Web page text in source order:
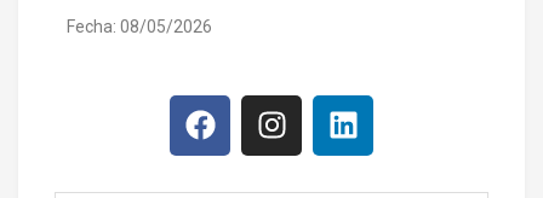
Fecha: 08/05/2026